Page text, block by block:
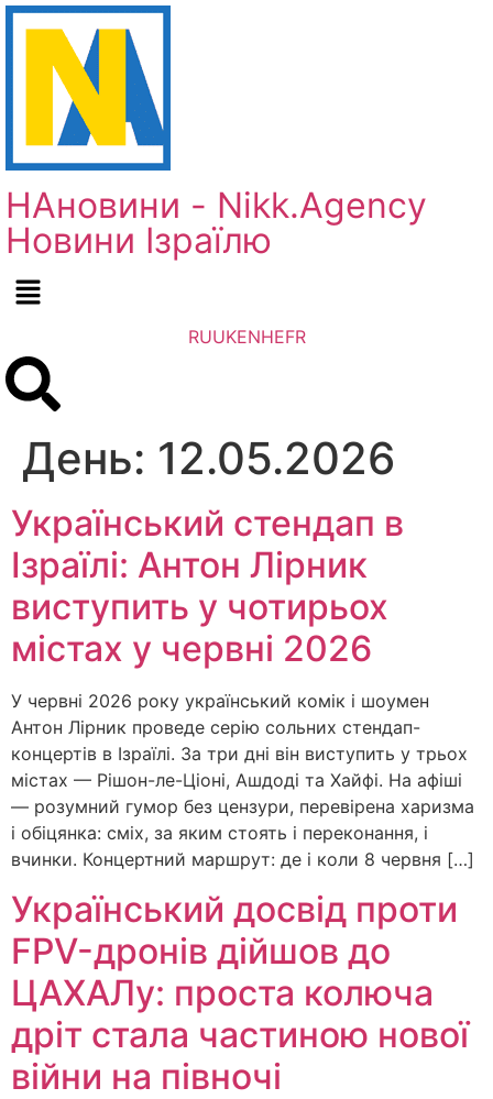
НАновини - Nikk.Agency
Новини Ізраїлю
RUUKENHEFR
День: 12.05.2026
Український стендап в
Ізраїлі: Антон Лірник
виступить у чотирьох
містах у червні 2026
У червні 2026 року український комік і шоумен
Антон Лірник проведе серію сольних стендап-
концертів в Ізраїлі. За три дні він виступить у трьох
містах — Рішон-ле-Ціоні, Ашдоді та Хайфі. На афіші
— розумний гумор без цензури, перевірена харизма
і обіцянка: сміх, за яким стоять і переконання, і
вчинки. Концертний маршрут: де і коли 8 червня […]
Український досвід проти
FPV-дронів дійшов до
ЦАХАЛу: проста колюча
дріт стала частиною нової
війни на півночі